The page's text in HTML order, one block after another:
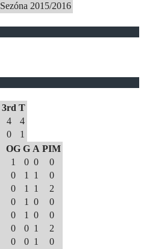
Sezóna 2015/2016
3rd T
4
4
0
1
OG G A PIM
1 0 0
0
0 1 1
0
0 1 1
2
0 1 0
0
0 1 0
0
0 0 1
2
0 0 1
0